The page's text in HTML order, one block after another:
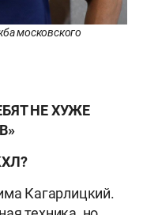
московского
НЕ ХУЖЕ
Кагарлицкий.